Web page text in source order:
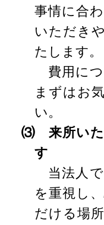
事情に合
いただき
たします。
費用に
まずはお
い。
⑶ 来所いた
す
当法人
を重視し
だける場